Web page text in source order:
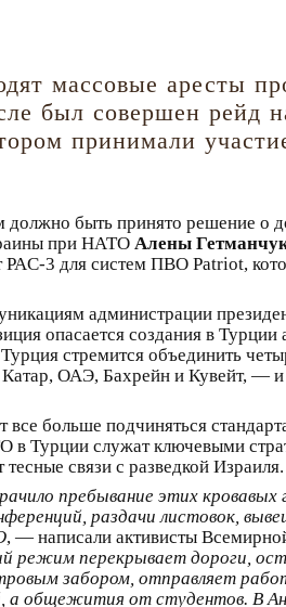
массовые аресты
был совершен рейд
принимали
быть принято решение о
при НАТО Алены
PAC-3 для систем ПВО Patriot,
администрации
опасается создания в Турции
стремится объединить
ОАЭ, Бахрейн и Кувейт, — и
больше подчиняться
Турции служат ключевыми
связи с разведкой Израиля.
пребывание этих кровавых
раздачи листовок,
, — написали активисты
режим перекрывает дороги,
забором, отправляет
общежития от студентов. В